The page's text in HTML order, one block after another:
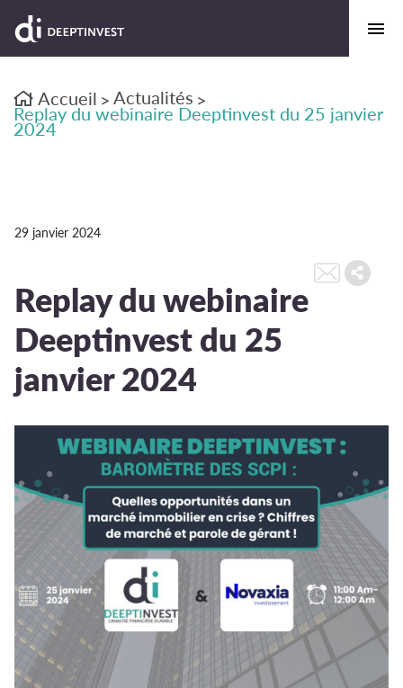
Accueil > Actualités >
Replay du webinaire Deeptinvest du 25 janvier
2024
29 janvier 2024
Replay du webinaire
Deeptinvest du 25
janvier 2024